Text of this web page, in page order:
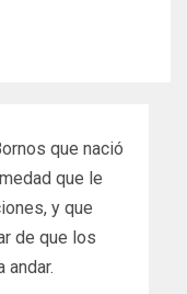
que nació
que le
y que
de que los
andar.